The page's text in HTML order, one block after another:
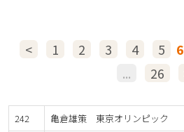
< 1 2 3 4 5 6
...
26
242 亀倉雄策 東京オリンピック